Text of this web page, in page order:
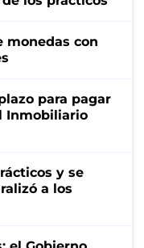
monedas con
para pagar
Inmobiliario
y se
a los